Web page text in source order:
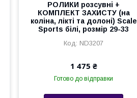
РОЛИКИ розсувні +
КОМПЛЕКТ ЗАХИСТУ (на
коліна, лікті та долоні) Scale
Sports білі, розмір 29-33
ND3207
1 475 ₴
Готово до відправки